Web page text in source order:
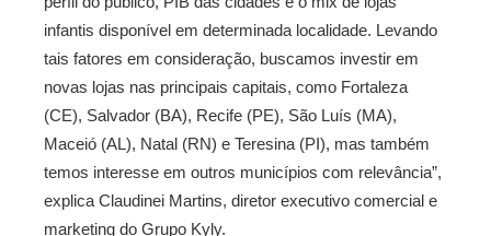
infantis disponível em determinada localidade. Levando
tais fatores em consideração, buscamos investir em
novas lojas nas principais capitais, como Fortaleza
(CE), Salvador (BA), Recife (PE), São Luís (MA),
Maceió (AL), Natal (RN) e Teresina (PI), mas também
temos interesse em outros municípios com relevância”,
explica Claudinei Martins, diretor executivo comercial e
marketing do Grupo Kyly.